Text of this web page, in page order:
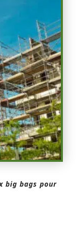
big bags pour